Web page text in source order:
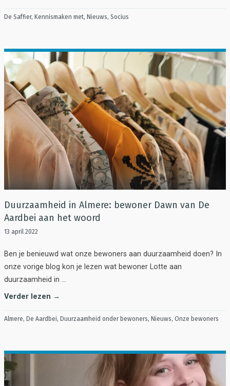
De Saffier, Kennismaken met, Nieuws, Socius
Duurzaamheid in Almere: bewoner Dawn van De
Aardbei aan het woord
13 april 2022
Ben je benieuwd wat onze bewoners aan duurzaamheid doen? In
onze vorige blog kon je lezen wat bewoner Lotte aan
duurzaamheid in …
Verder lezen →
Almere, De Aardbei, Duurzaamheid onder bewoners, Nieuws, Onze bewoners